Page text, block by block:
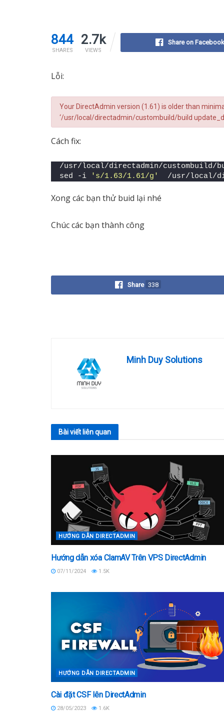
844
SHARES
2.7k
VIEWS
Share on
Lỗi:
Your DirectAdmin version (1.61) is older than
‘/usr/local/directadmin/custombuild/build
Cách fix:
/usr/local/directadmin/custombuild/
sed -i
's/1.63/1.61/g'
/usr/local/
Xong các bạn thử buid lại nhé
Chúc các bạn thành công
Share 338
Minh Duy Solutions
Bài viết liên quan
HƯỚNG DẪN DIRECTADMIN
Hướng dẫn xóa ClamAV Trên VPS DirectAdmin
07/11/2024 1.5K
HƯỚNG DẪN DIRECTADMIN
Cài đặt CSF lên DirectAdmin
28/05/2023 1.6K